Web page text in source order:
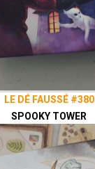
LE DÉ FAUSSÉ #380
SPOOKY TOWER